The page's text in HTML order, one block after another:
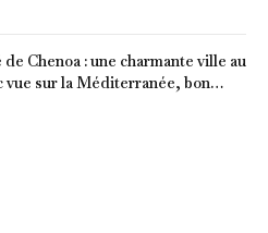
Chenoa : une charmante ville au
vue sur la Méditerranée, bon